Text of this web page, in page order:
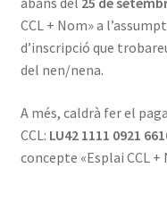
CCL + Nom» a
d’inscripció que
del nen/nena.
A més, caldrà fer el
CCL: LU42 1111 0921
concepte «Esplai CCL +